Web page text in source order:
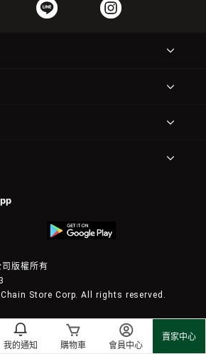
我的通知 購物車 會員中心
賣家中心
版權所有
Store Corp. All rights reserved.